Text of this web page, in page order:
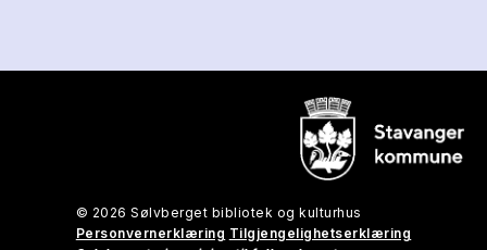
© 2026 Sølvberget bibliotek og kulturhus
Personvernerklæring Tilgjengelighetserklæring